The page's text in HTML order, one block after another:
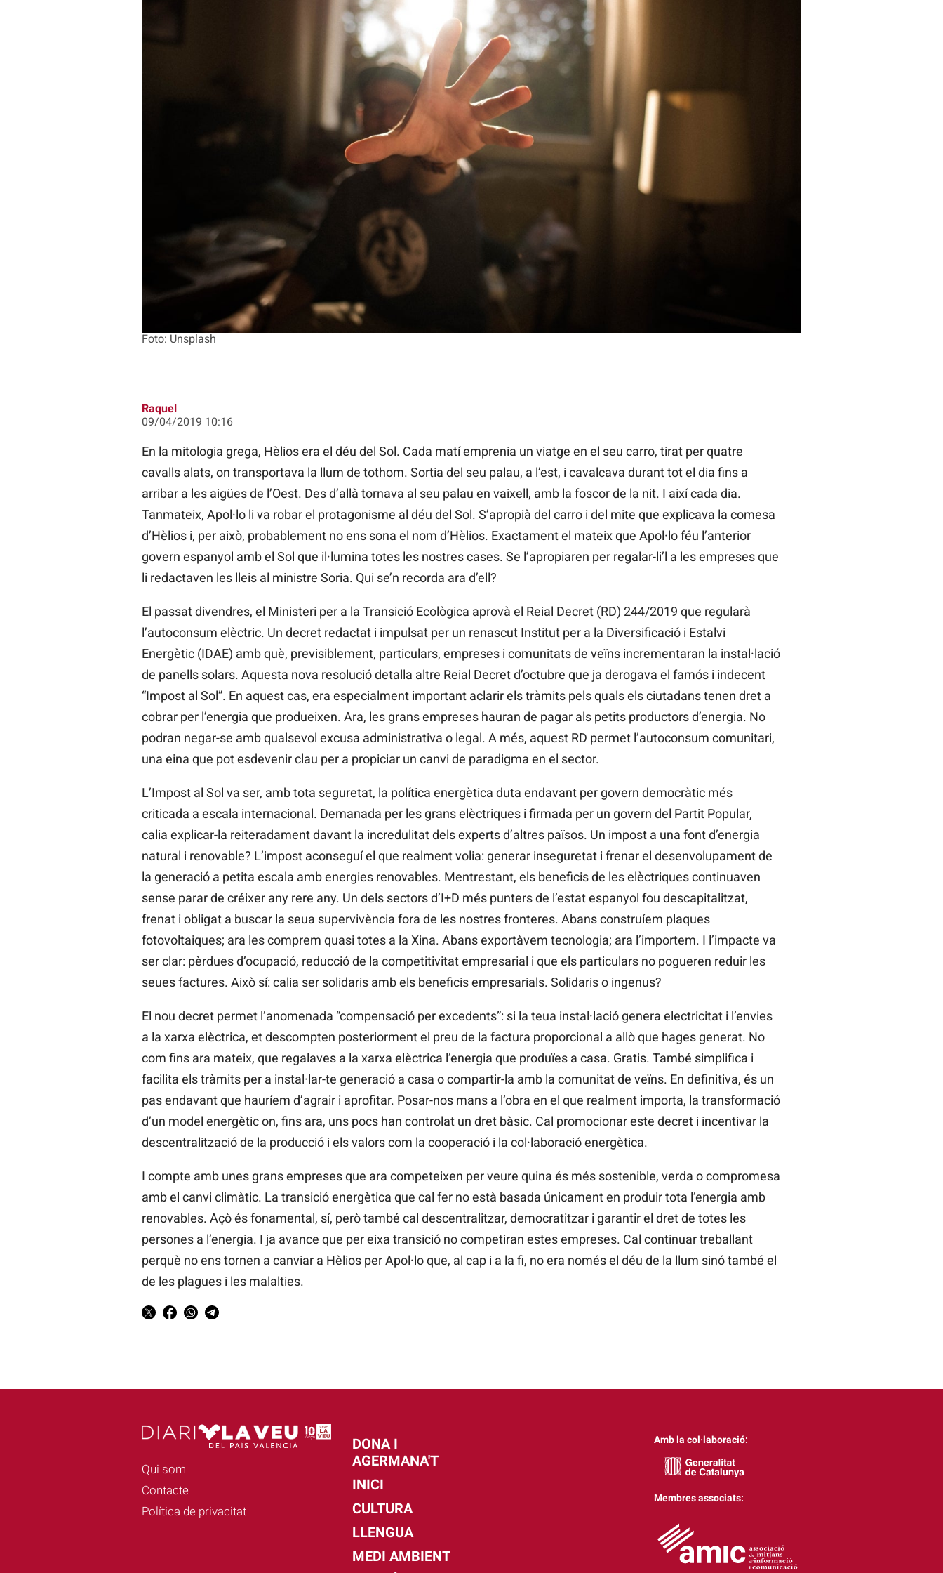
Foto: Unsplash
Raquel
09/04/2019 10:16
En la mitologia grega, Hèlios era el déu del Sol. Cada matí emprenia un viatge en el seu carro, tirat per quatre
cavalls alats, on transportava la llum de tothom. Sortia del seu palau, a l’est, i cavalcava durant tot el dia fins a
arribar a les aigües de l’Oest. Des d’allà tornava al seu palau en vaixell, amb la foscor de la nit. I així cada dia.
Tanmateix, Apol·lo li va robar el protagonisme al déu del Sol. S’apropià del carro i del mite que explicava la comesa
d’Hèlios i, per això, probablement no ens sona el nom d’Hèlios. Exactament el mateix que Apol·lo féu l’anterior
govern espanyol amb el Sol que il·lumina totes les nostres cases. Se l’apropiaren per regalar-li’l a les empreses que
li redactaven les lleis al ministre Soria. Qui se’n recorda ara d’ell?
El passat divendres, el Ministeri per a la Transició Ecològica aprovà el Reial Decret (RD) 244/2019 que regularà
l’autoconsum elèctric. Un decret redactat i impulsat per un renascut Institut per a la Diversificació i Estalvi
Energètic (IDAE) amb què, previsiblement, particulars, empreses i comunitats de veïns incrementaran la instal·lació
de panells solars. Aquesta nova resolució detalla altre Reial Decret d’octubre que ja derogava el famós i indecent
“Impost al Sol”. En aquest cas, era especialment important aclarir els tràmits pels quals els ciutadans tenen dret a
cobrar per l’energia que produeixen. Ara, les grans empreses hauran de pagar als petits productors d’energia. No
podran negar-se amb qualsevol excusa administrativa o legal. A més, aquest RD permet l’autoconsum comunitari,
una eina que pot esdevenir clau per a propiciar un canvi de paradigma en el sector.
L’Impost al Sol va ser, amb tota seguretat, la política energètica duta endavant per govern democràtic més
criticada a escala internacional. Demanada per les grans elèctriques i firmada per un govern del Partit Popular,
calia explicar-la reiteradament davant la incredulitat dels experts d’altres països. Un impost a una font d’energia
natural i renovable? L’impost aconseguí el que realment volia: generar inseguretat i frenar el desenvolupament de
la generació a petita escala amb energies renovables. Mentrestant, els beneficis de les elèctriques continuaven
sense parar de créixer any rere any. Un dels sectors d’I+D més punters de l’estat espanyol fou descapitalitzat,
frenat i obligat a buscar la seua supervivència fora de les nostres fronteres. Abans construíem plaques
fotovoltaiques; ara les comprem quasi totes a la Xina. Abans exportàvem tecnologia; ara l’importem. I l’impacte va
ser clar: pèrdues d’ocupació, reducció de la competitivitat empresarial i que els particulars no pogueren reduir les
seues factures. Això sí: calia ser solidaris amb els beneficis empresarials. Solidaris o ingenus?
El nou decret permet l’anomenada “compensació per excedents”: si la teua instal·lació genera electricitat i l’envies
a la xarxa elèctrica, et descompten posteriorment el preu de la factura proporcional a allò que hages generat. No
com fins ara mateix, que regalaves a la xarxa elèctrica l’energia que produïes a casa. Gratis. També simplifica i
facilita els tràmits per a instal·lar-te generació a casa o compartir-la amb la comunitat de veïns. En definitiva, és un
pas endavant que hauríem d’agrair i aprofitar. Posar-nos mans a l’obra en el que realment importa, la transformació
d’un model energètic on, fins ara, uns pocs han controlat un dret bàsic. Cal promocionar este decret i incentivar la
descentralització de la producció i els valors com la cooperació i la col·laboració energètica.
I compte amb unes grans empreses que ara competeixen per veure quina és més sostenible, verda o compromesa
amb el canvi climàtic. La transició energètica que cal fer no està basada únicament en produir tota l’energia amb
renovables. Açò és fonamental, sí, però també cal descentralitzar, democratitzar i garantir el dret de totes les
persones a l’energia. I ja avance que per eixa transició no competiran estes empreses. Cal continuar treballant
perquè no ens tornen a canviar a Hèlios per Apol·lo que, al cap i a la fi, no era només el déu de la llum sinó també el
de les plagues i les malalties.
Qui som
Contacte
Política de privacitat
DONA I
AGERMANA'T
INICI
CULTURA
LLENGUA
MEDI AMBIENT
Amb la col·laboració:
Membres associats: